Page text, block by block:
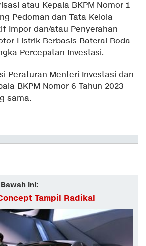
atau Kepala BKPM Nomor 1
Pedoman dan Tata Kelola
Impor dan/atau Penyerahan
Listrik Berbasis Baterai Roda
Percepatan Investasi.
Peraturan Menteri Investasi dan
BKPM Nomor 6 Tahun 2023
sama.
Ini:
Tampil Radikal